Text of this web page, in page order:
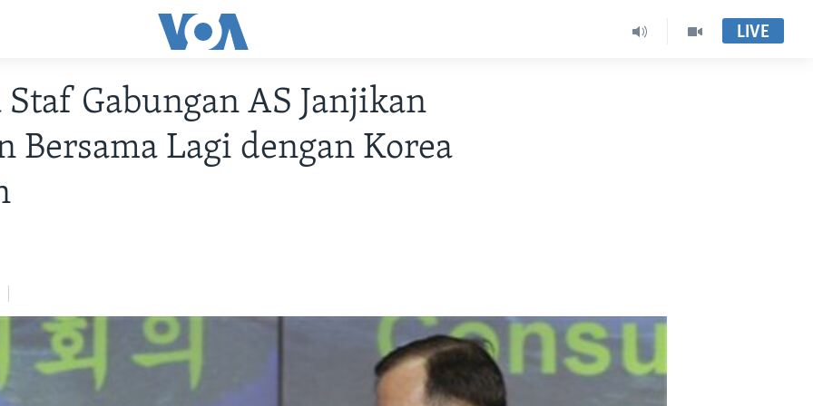
LIVE
Staf Gabungan AS Janjikan
Bersama Lagi dengan Korea